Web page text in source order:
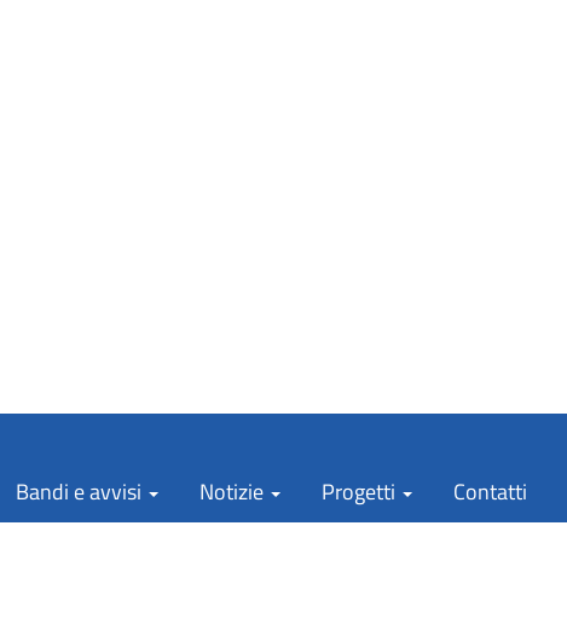
Bandi e avvisi Notizie Progetti Contatti